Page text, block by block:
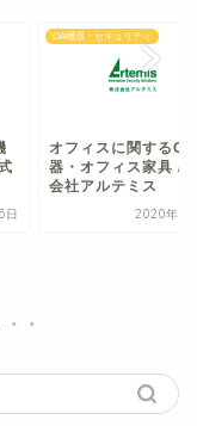
日
OA機器・セキュリティ
オフィスに関する
器・オフィス家具 /
会社アルテミス
2020年1